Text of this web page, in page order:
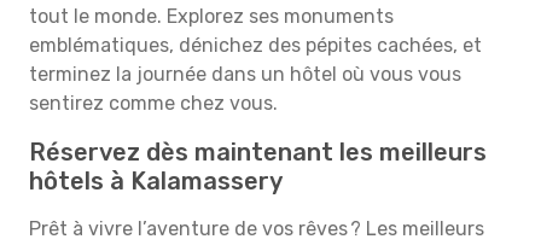
tout le monde. Explorez ses monuments
emblématiques, dénichez des pépites cachées, et
terminez la journée dans un hôtel où vous vous
sentirez comme chez vous.
Réservez dès maintenant les meilleurs
hôtels à Kalamassery
Prêt à vivre l’aventure de vos rêves ? Les meilleurs